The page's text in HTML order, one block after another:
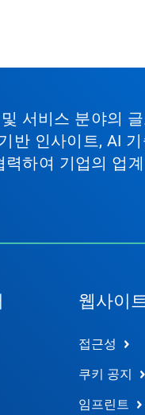
서비스 분야의
반 인사이트, AI
하여 기업의 업
웹사이
접근성
쿠키 공지
임프린트